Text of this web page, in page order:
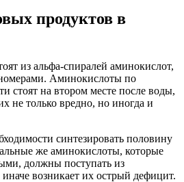
продуктов в
из альфа-спиралей аминокислот,
Аминокислоты по
стоят на втором месте после воды,
не только вредно, но иногда и
синтезировать половину
же аминокислоты, которые
должны поступать из
возникает их острый дефицит.